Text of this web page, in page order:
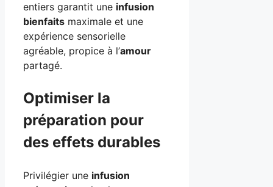
entiers garantit une infusion
bienfaits maximale et une
expérience sensorielle
agréable, propice à l’amour
partagé.
Optimiser la
préparation pour
des effets durables
Privilégier une infusion